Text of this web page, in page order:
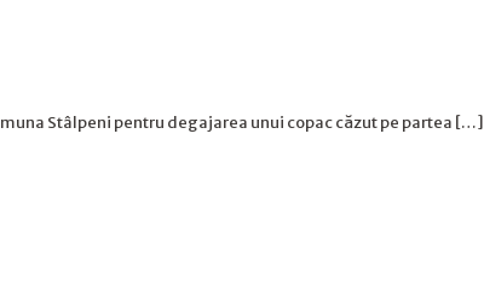
Stâlpeni pentru degajarea unui copac căzut pe partea […]